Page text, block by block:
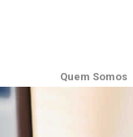
Quem Somos